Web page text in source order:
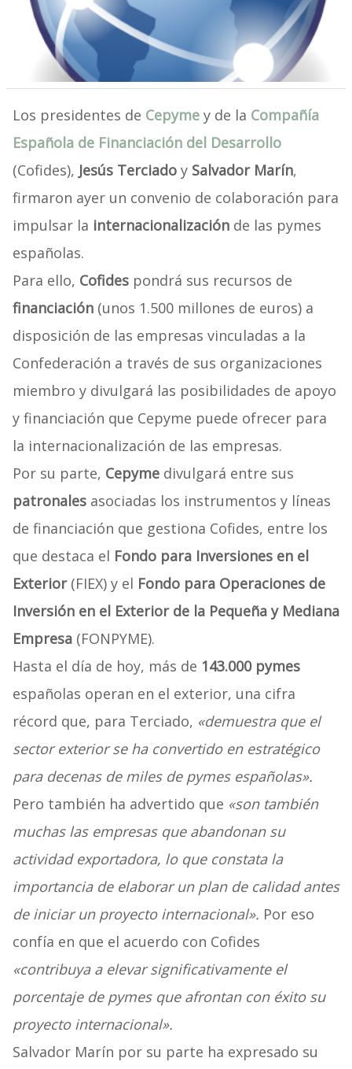
Los presidentes de Cepymey de la Compañía
Española de Financiación del Desarrollo
(Cofides), Jesús Terciadoy Salvador Marín,
firmaron ayer un convenio de colaboración para
impulsar la internacionalizaciónde las pymes
españolas.
Para ello, Cofidespondrá sus recursos de
financiación(unos 1.500 millones de euros) a
disposición de las empresas vinculadas a la
Confederación a través de sus organizaciones
miembro y divulgará las posibilidades de apoyo
y financiación que Cepyme puede ofrecer para
la internacionalización de las empresas.
Por su parte, Cepymedivulgará entre sus
patronalesasociadas los instrumentos y líneas
de financiación que gestiona Cofides, entre los
que destaca el Fondo para Inversiones en el
Exterior(FIEX) y el Fondo para Operaciones de
Inversión en el Exterior de la Pequeña y Mediana
Empresa (FONPYME).
Hasta el día de hoy, más de 143.000 pymes
españolas operan en el exterior, una cifra
récord que, para Terciado, «demuestra que el
sector exterior se ha convertido en estratégico
para decenas de miles de pymes españolas».
Pero también ha advertido que «son también
muchas las empresas que abandonan su
actividad exportadora, lo que constata la
importancia de elaborar un plan de calidad antes
de iniciar un proyecto internacional». Por eso
confía en que el acuerdo con Cofides
«contribuya a elevar significativamente el
porcentaje de pymes que afrontan con éxito su
proyecto internacional».
Salvador Marín por su parte ha expresado su